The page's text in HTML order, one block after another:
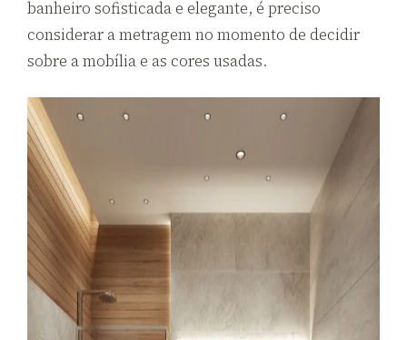
banheiro sofisticada e elegante, é preciso
considerar a metragem no momento de decidir
sobre a mobília e as cores usadas.